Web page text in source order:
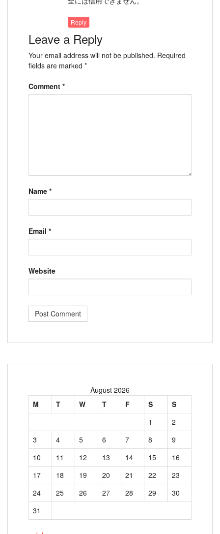
Reply
Leave a Reply
Your email address will not be published. Required
fields are marked *
Comment *
Name *
Email *
Website
August 2026
M
T W T F S
S
1
2
3
4 5 6 7 8
9
10
11 12 13 14 15
16
17
18 19 20 21 22
23
24
25 26 27 28 29
30
31